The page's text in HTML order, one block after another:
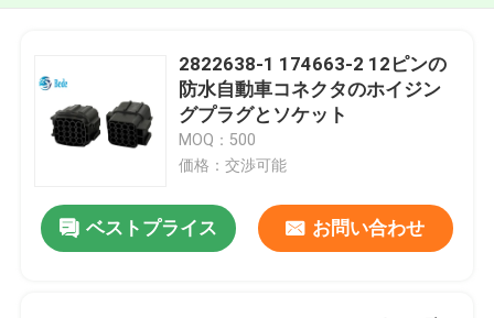
2822638-1 174663-2 12ピンの
防水自動車コネクタのホイジン
グプラグとソケット
MOQ：500
価格：交渉可能
ベストプライス お問い合わせ